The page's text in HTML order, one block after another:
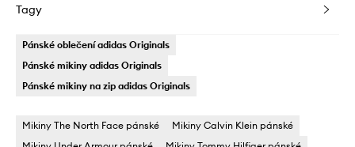
Tagy
Pánské oblečení adidas Originals
Pánské mikiny adidas Originals
Pánské mikiny na zip adidas Originals
Mikiny The North Face pánské
Mikiny Calvin Klein pánské